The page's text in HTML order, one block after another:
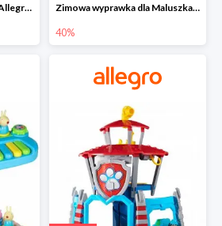
Produkty Lovela Baby na Allegro do -20% Zimowa wyprawka dla Maluszka na Allegro do -40%
40%